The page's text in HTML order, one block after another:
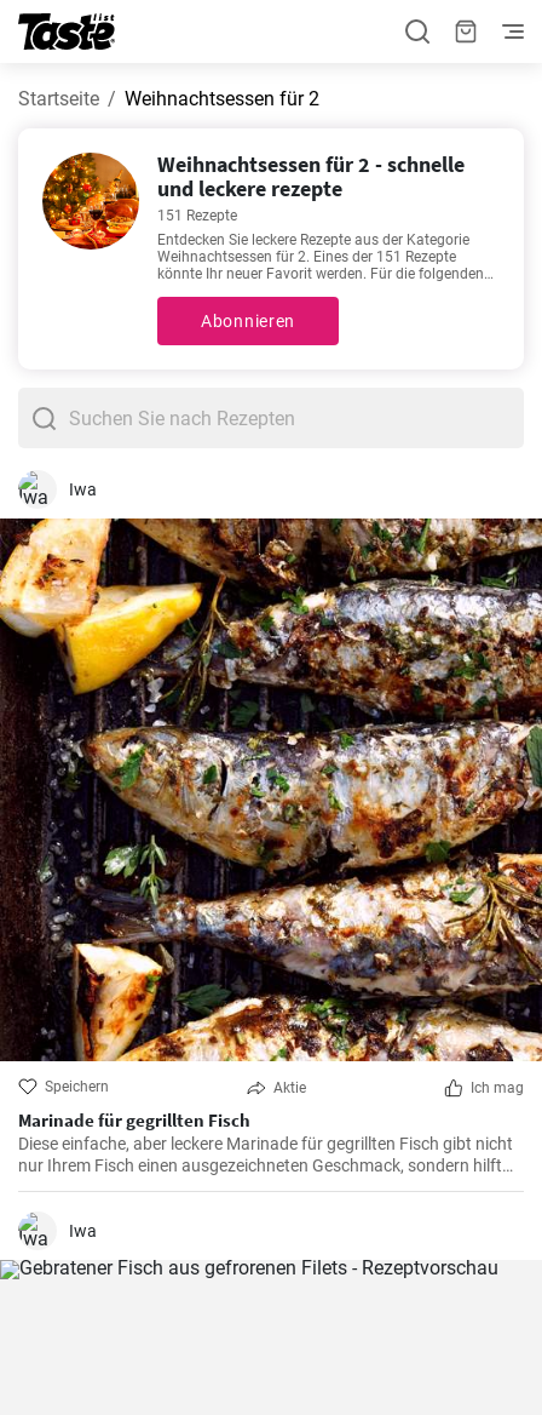
Startseite Weihnachtsessen für 2
Weihnachtsessen für 2 - schnelle
und leckere rezepte
151 Rezepte
Entdecken Sie leckere Rezepte aus der Kategorie
Weihnachtsessen für 2. Eines der 151 Rezepte
könnte Ihr neuer Favorit werden. Für die folgenden
Zubereitungszeit und die Anzahl der Portionen. Sie
brauchen Hilfe bei der Auswahl? Wir empfehlen
. Diese Rezepte zählen zu den beliebtesten. Wir
sind sicher, Sie werden sie lieben!
Abonnieren
Iwa
Speichern Aktie Ich mag
Marinade für gegrillten Fisch
Diese einfache, aber leckere Marinade für gegrillten Fisch gibt nicht
nur Ihrem Fisch einen ausgezeichneten Geschmack, sondern hilft
auch, ihn weich, saftig und voller Geschmack zu machen. Ideal für
alle Arten von Fisch.
Iwa